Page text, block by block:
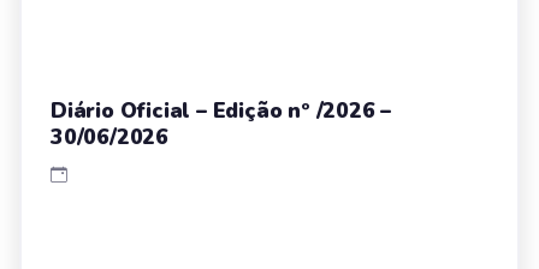
Diário Oficial – Edição nº /2026 –
30/06/2026